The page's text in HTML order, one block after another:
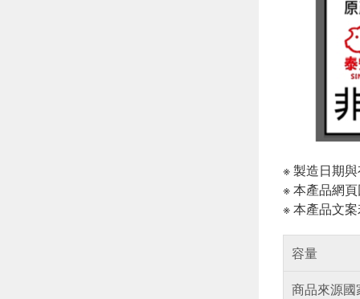
※ 製造日期
※ 本產品網
※ 本產品文
容量
商品來源國